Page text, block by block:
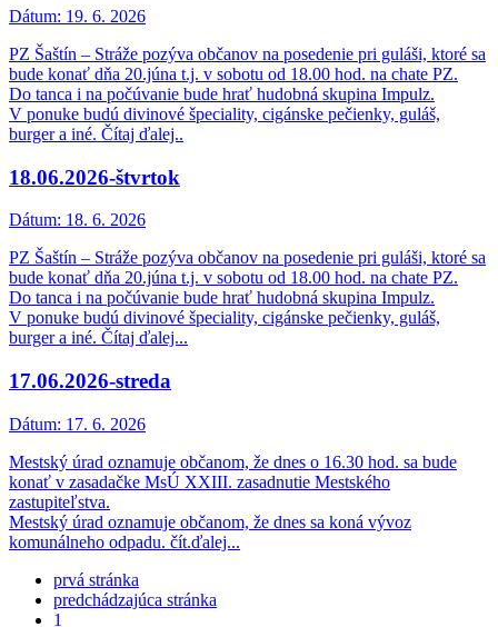
Dátum: 19. 6. 2026
PZ Šaštín – Stráže pozýva občanov na posedenie pri guláši, ktoré sa
bude konať dňa 20.júna t.j. v sobotu od 18.00 hod. na chate PZ.
Do tanca i na počúvanie bude hrať hudobná skupina Impulz.
V ponuke budú divinové špeciality, cigánske pečienky, guláš,
burger a iné. Čítaj ďalej..
18.06.2026-štvrtok
Dátum: 18. 6. 2026
PZ Šaštín – Stráže pozýva občanov na posedenie pri guláši, ktoré sa
bude konať dňa 20.júna t.j. v sobotu od 18.00 hod. na chate PZ.
Do tanca i na počúvanie bude hrať hudobná skupina Impulz.
V ponuke budú divinové špeciality, cigánske pečienky, guláš,
burger a iné. Čítaj ďalej...
17.06.2026-streda
Dátum: 17. 6. 2026
Mestský úrad oznamuje občanom, že dnes o 16.30 hod. sa bude
konať v zasadačke MsÚ XXIII. zasadnutie Mestského
zastupiteľstva.
Mestský úrad oznamuje občanom, že dnes sa koná vývoz
komunálneho odpadu. čít.ďalej...
prvá stránka
predchádzajúca stránka
1